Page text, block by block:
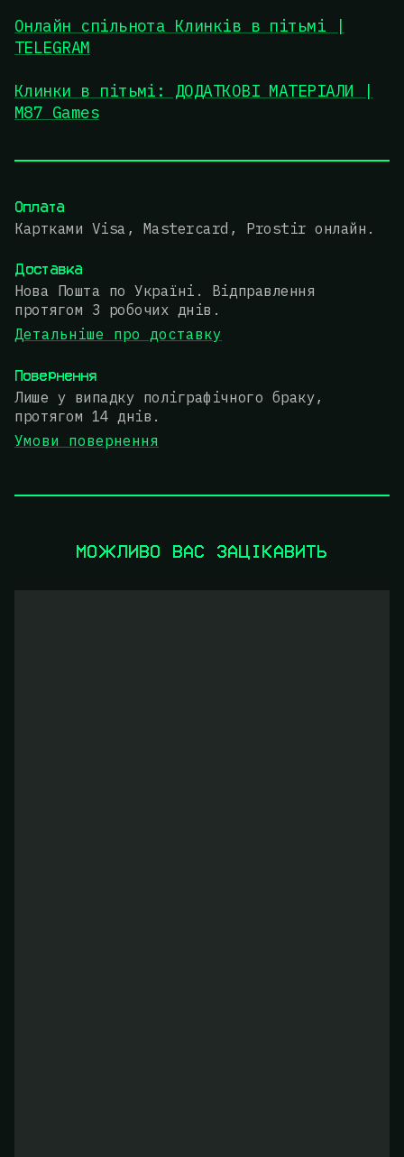
Онлайн спільнота Клинків в пітьмі |
TELEGRAM
Клинки в пітьмі: ДОДАТКОВІ МАТЕРІАЛИ |
M87 Games
Оплата
Картками Visa, Mastercard, Prostir онлайн.
Доставка
Нова Пошта по Україні. Відправлення
протягом 3 робочих днів.
Детальніше про доставку
Повернення
Лише у випадку поліграфічного браку,
протягом 14 днів.
Умови повернення
МОЖЛИВО ВАС ЗАЦІКАВИТЬ